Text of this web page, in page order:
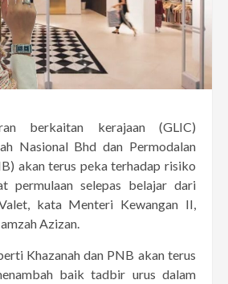
berkaitan kerajaan (GLIC)
Nasional Bhd dan Permodalan
akan terus peka terhadap risiko
permulaan selepas belajar dari
kata Menteri Kewangan II,
Azizan.
Khazanah dan PNB akan terus
baik tadbir urus dalam